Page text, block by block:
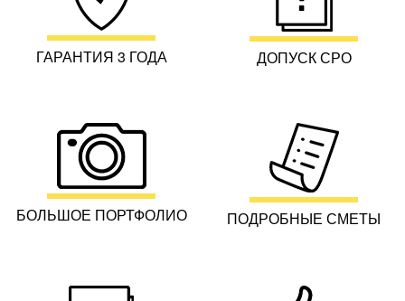
ГАРАНТИЯ 3 ГОДА ДОПУСК СРО
БОЛЬШОЕ ПОРТФОЛИО ПОДРОБНЫЕ СМЕТЫ